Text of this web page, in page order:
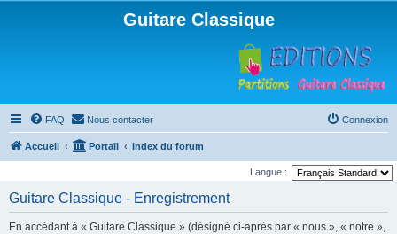
Guitare Classique
FAQ Nous contacter Connexion
Accueil Portail Index du forum
Langue :
Guitare Classique - Enregistrement
En accédant à « Guitare Classique » (désigné ci-après par « nous », « notre »,